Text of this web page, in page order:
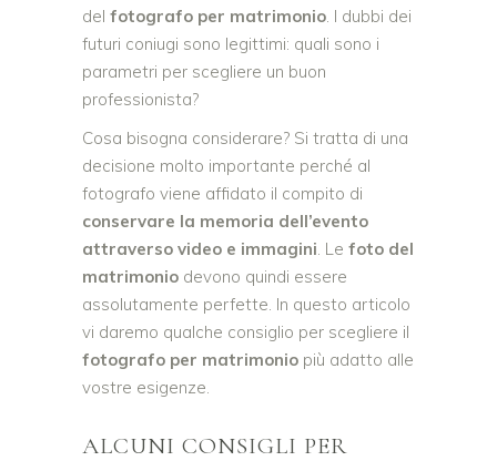
del fotografo per matrimonio. I dubbi dei
futuri coniugi sono legittimi: quali sono i
parametri per scegliere un buon
professionista?
Cosa bisogna considerare? Si tratta di una
decisione molto importante perché al
fotografo viene affidato il compito di
conservare la memoria dell’evento
attraverso video e immagini. Le foto del
matrimonio devono quindi essere
assolutamente perfette. In questo articolo
vi daremo qualche consiglio per scegliere il
fotografo per matrimonio più adatto alle
vostre esigenze.
ALCUNI CONSIGLI PER